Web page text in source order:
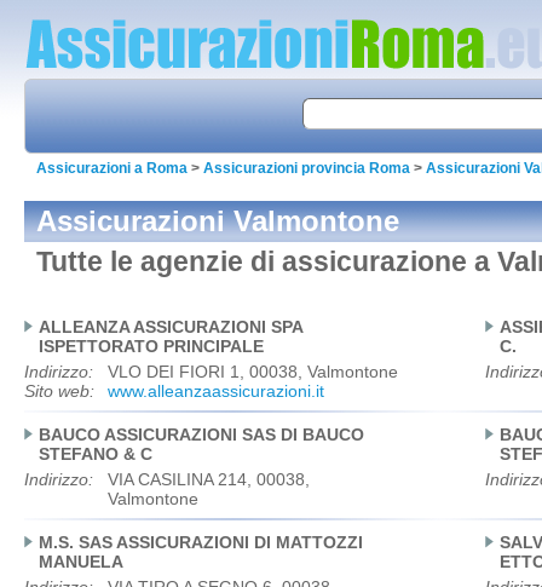
Assicurazioni a Roma > Assicurazioni provincia Roma > Assicurazioni
Assicurazioni Valmontone
Tutte le agenzie di assicurazione a
ALLEANZA ASSICURAZIONI SPA
ISPETTORATO PRINCIPALE
Indirizzo:
VLO DEI FIORI 1, 00038, Valmontone
Sito web:
www.alleanzaassicurazioni.it
C.
BAUCO ASSICURAZIONI SAS DI BAUCO
STEFANO & C
Indirizzo:
VIA CASILINA 214, 00038,
Valmontone
M.S. SAS ASSICURAZIONI DI MATTOZZI
MANUELA